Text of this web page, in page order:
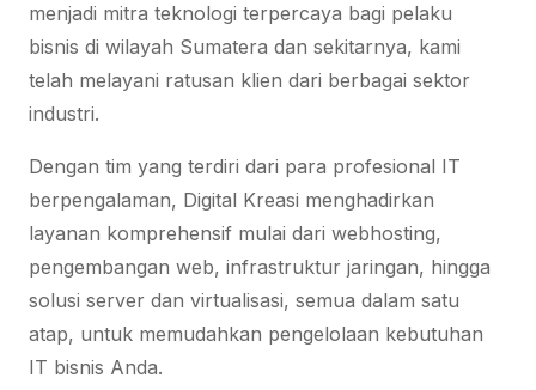
menjadi mitra teknologi terpercaya bagi pelaku
bisnis di wilayah Sumatera dan sekitarnya, kami
telah melayani ratusan klien dari berbagai sektor
industri.
Dengan tim yang terdiri dari para profesional IT
berpengalaman, Digital Kreasi menghadirkan
layanan komprehensif mulai dari webhosting,
pengembangan web, infrastruktur jaringan, hingga
solusi server dan virtualisasi, semua dalam satu
atap, untuk memudahkan pengelolaan kebutuhan
IT bisnis Anda.